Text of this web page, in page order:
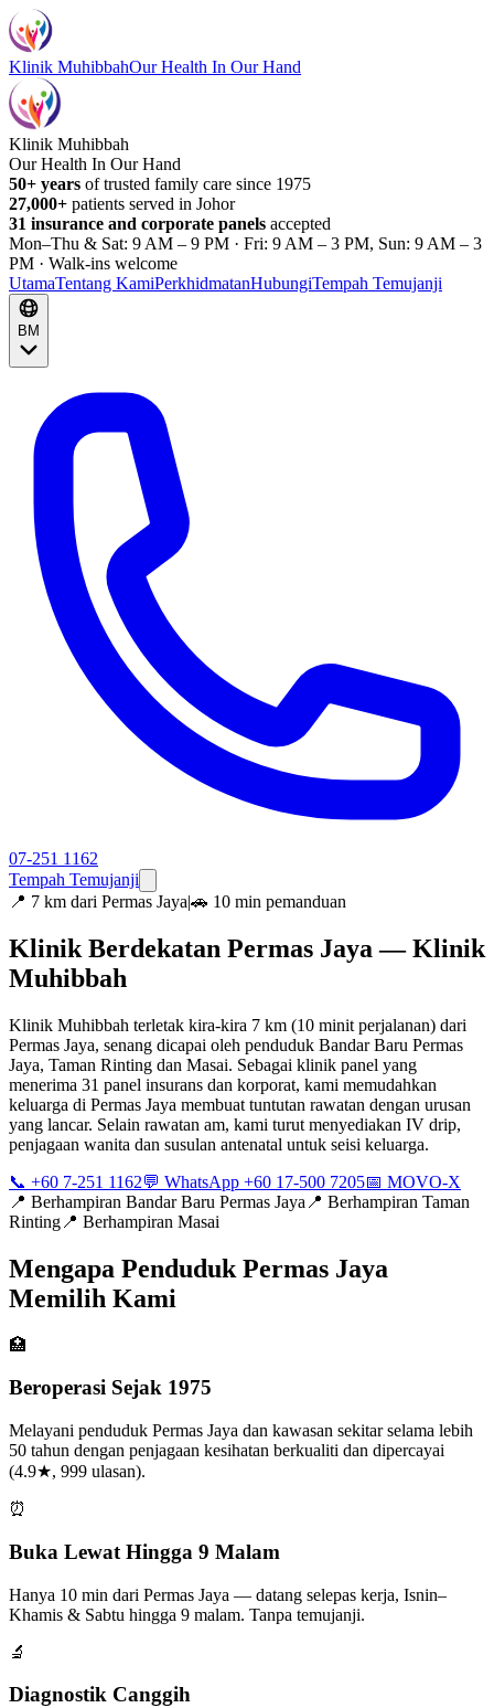
Klinik MuhibbahOur Health In Our Hand
Klinik Muhibbah
Our Health In Our Hand
50+ years of trusted family care since 1975
27,000+ patients served in Johor
31 insurance and corporate panels accepted
Mon–Thu & Sat: 9 AM – 9 PM · Fri: 9 AM – 3 PM, Sun: 9 AM – 3
PM · Walk-ins welcome
UtamaTentang KamiPerkhidmatanHubungiTempah Temujanji
BM
07-251 1162
Tempah Temujanji
📍 7 km dari Permas Jaya|🚗 10 min pemanduan
Klinik Berdekatan Permas Jaya — Klinik
Muhibbah
Klinik Muhibbah terletak kira-kira 7 km (10 minit perjalanan) dari
Permas Jaya, senang dicapai oleh penduduk Bandar Baru Permas
Jaya, Taman Rinting dan Masai. Sebagai klinik panel yang
menerima 31 panel insurans dan korporat, kami memudahkan
keluarga di Permas Jaya membuat tuntutan rawatan dengan urusan
yang lancar. Selain rawatan am, kami turut menyediakan IV drip,
penjagaan wanita dan susulan antenatal untuk seisi keluarga.
📞 +60 7-251 1162💬 WhatsApp +60 17-500 7205📅 MOVO-X
📍 Berhampiran Bandar Baru Permas Jaya 📍 Berhampiran Taman
Rinting 📍 Berhampiran Masai
Mengapa Penduduk Permas Jaya
Memilih Kami
🏥
Beroperasi Sejak 1975
Melayani penduduk Permas Jaya dan kawasan sekitar selama lebih
50 tahun dengan penjagaan kesihatan berkualiti dan dipercayai
(4.9★, 999 ulasan).
⏰
Buka Lewat Hingga 9 Malam
Hanya 10 min dari Permas Jaya — datang selepas kerja, Isnin–
Khamis & Sabtu hingga 9 malam. Tanpa temujanji.
🔬
Diagnostik Canggih